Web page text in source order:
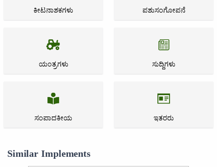
ಕೀಟನಾಶಕಗಳು ಪಶುಸಂಗೋಪನೆ
ಯಂತ್ರಗಳು ಸುದ್ದಿಗಳು
ಸಂಪಾದಕೀಯ ಇತರರು
Similar Implements